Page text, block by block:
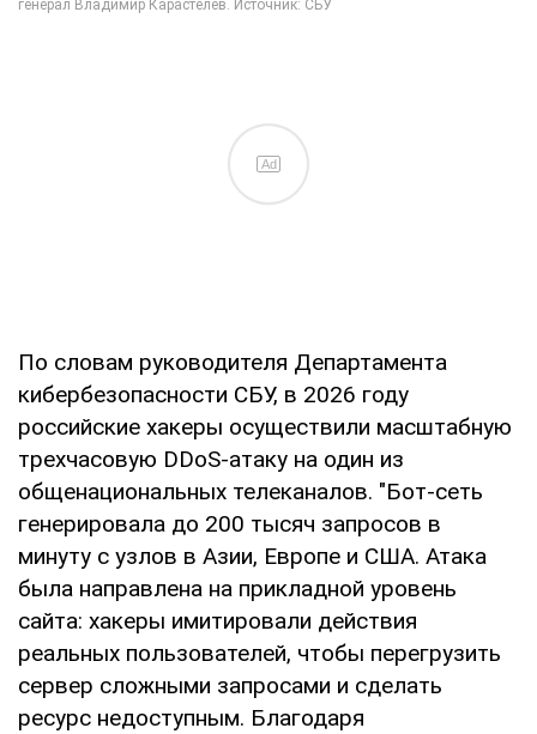
Ad
По словам руководителя Департамента
кибербезопасности СБУ, в 2026 году
российские хакеры осуществили масштабную
трехчасовую DDoS-атаку на один из
общенациональных телеканалов. "Бот-сеть
генерировала до 200 тысяч запросов в
минуту с узлов в Азии, Европе и США. Атака
была направлена на прикладной уровень
сайта: хакеры имитировали действия
реальных пользователей, чтобы перегрузить
сервер сложными запросами и сделать
ресурс недоступным. Благодаря